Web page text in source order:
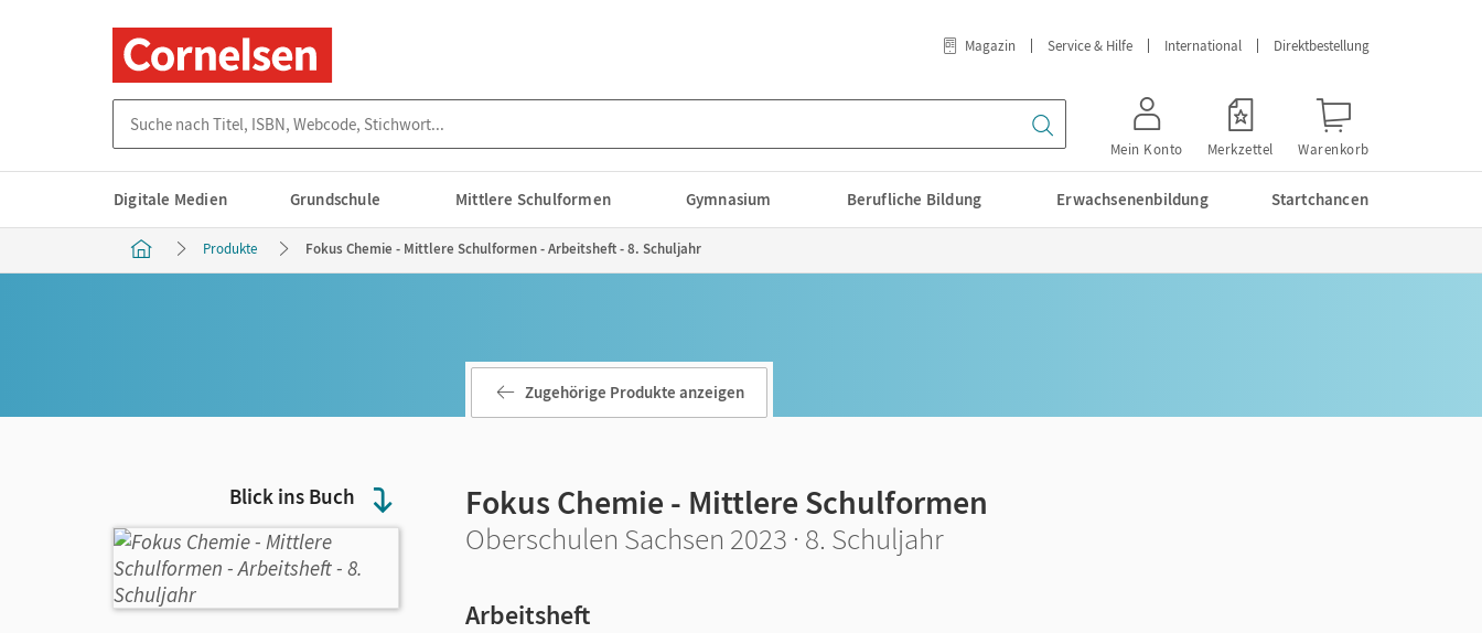
Magazin Service & Hilfe International Direktbestellung
Mein Konto Merkzettel Warenkorb
Digitale Medien Grundschule Mittlere Schulformen Gymnasium Berufliche Bildung Erwachsenenbildung Startchancen
Produkte Fokus Chemie - Mittlere Schulformen - Arbeitsheft - 8. Schuljahr
Blick ins Buch
Zugehörige Produkte anzeigen
Fokus Chemie - Mittlere Schulformen
Oberschulen Sachsen 2023 · 8. Schuljahr
Arbeitsheft